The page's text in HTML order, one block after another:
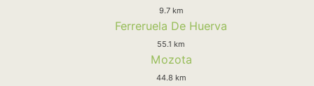
9.7 km
Ferreruela De Huerva
55.1 km
Mozota
44.8 km